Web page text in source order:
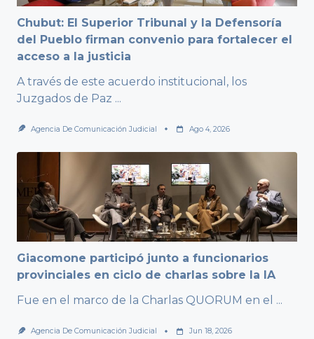
Chubut: El Superior Tribunal y la Defensoría
del Pueblo firman convenio para fortalecer el
acceso a la justicia
A través de este acuerdo institucional, los
Juzgados de Paz ...
Agencia De Comunicación Judicial Ago 4, 2026
Giacomone participó junto a funcionarios
provinciales en ciclo de charlas sobre la IA
Fue en el marco de la Charlas QUORUM en el ...
Agencia De Comunicación Judicial Jun 18, 2026